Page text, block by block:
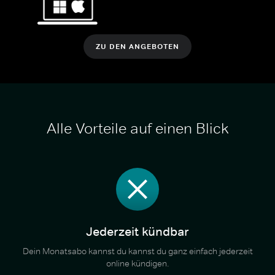
ZU DEN ANGEBOTEN
Alle Vorteile auf einen Blick
Jederzeit kündbar
Dein Monatsabo kannst du kannst du ganz einfach jederzeit
online kündigen.